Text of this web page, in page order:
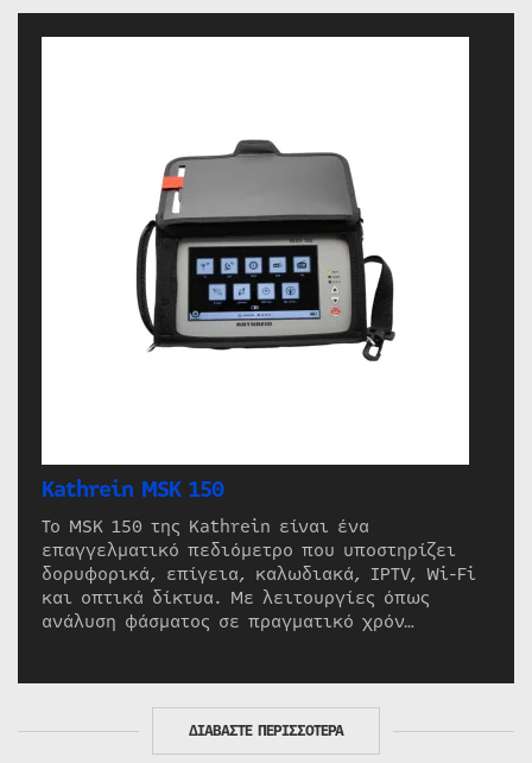
Kathrein MSK 150
Το MSK 150 της Kathrein είναι ένα
επαγγελματικό πεδιόμετρο που υποστηρίζει
δορυφορικά, επίγεια, καλωδιακά, IPTV, Wi-Fi
και οπτικά δίκτυα. Με λειτουργίες όπως
ανάλυση φάσματος σε πραγματικό χρόν…
ΔΙΑΒΑΣΤΕ ΠΕΡΙΣΣΟΤΕΡΑ